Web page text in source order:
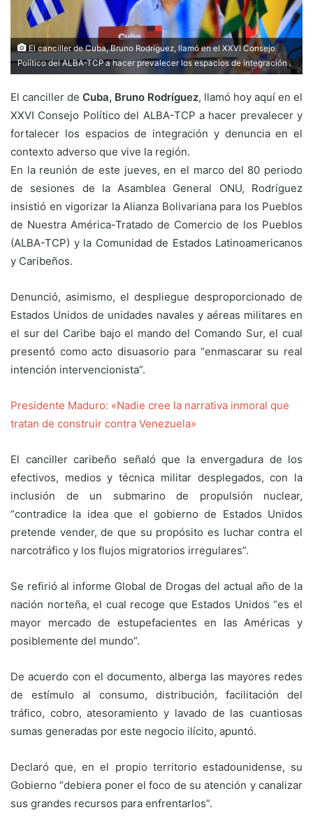
El canciller de Cuba, Bruno Rodríguez, llamó en el XXVI Consejo
Político del ALBA-TCP a hacer prevalecer los espacios de integración .
El canciller de Cuba, Bruno Rodríguez, llamó hoy aquí en el
XXVI Consejo Político del ALBA-TCP a hacer prevalecer y
fortalecer los espacios de integración y denuncia en el
contexto adverso que vive la región.
En la reunión de este jueves, en el marco del 80 periodo
de sesiones de la Asamblea General ONU, Rodríguez
insistió en vigorizar la Alianza Bolivariana para los Pueblos
de Nuestra América-Tratado de Comercio de los Pueblos
(ALBA-TCP) y la Comunidad de Estados Latinoamericanos
y Caribeños.
Denunció, asimismo, el despliegue desproporcionado de
Estados Unidos de unidades navales y aéreas militares en
el sur del Caribe bajo el mando del Comando Sur, el cual
presentó como acto disuasorio para “enmascarar su real
intención intervencionista”.
Presidente Maduro: «Nadie cree la narrativa inmoral que
tratan de construir contra Venezuela»
El canciller caribeño señaló que la envergadura de los
efectivos, medios y técnica militar desplegados, con la
inclusión de un submarino de propulsión nuclear,
“contradice la idea que el gobierno de Estados Unidos
pretende vender, de que su propósito es luchar contra el
narcotráfico y los flujos migratorios irregulares”.
Se refirió al informe Global de Drogas del actual año de la
nación norteña, el cual recoge que Estados Unidos “es el
mayor mercado de estupefacientes en las Américas y
posiblemente del mundo”.
De acuerdo con el documento, alberga las mayores redes
de estímulo al consumo, distribución, facilitación del
tráfico, cobro, atesoramiento y lavado de las cuantiosas
sumas generadas por este negocio ilícito, apuntó.
Declaró que, en el propio territorio estadounidense, su
Gobierno “debiera poner el foco de su atención y canalizar
sus grandes recursos para enfrentarlos”.